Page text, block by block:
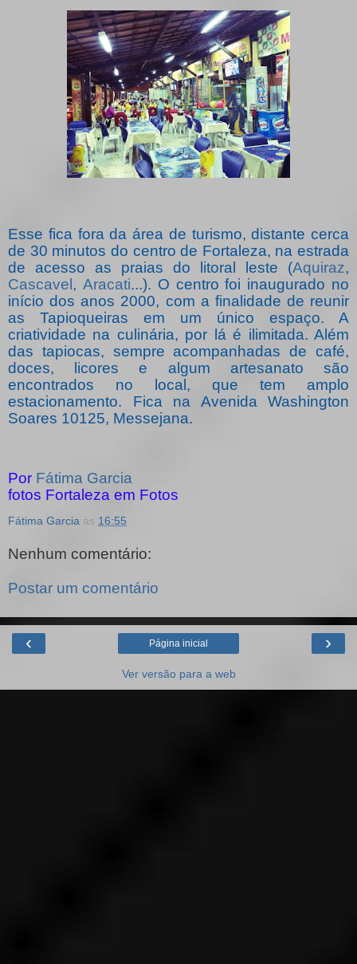
Esse fica fora da área de turismo, distante cerca
de 30 minutos do centro de Fortaleza, na estrada
de acesso as praias do litoral leste (Aquiraz,
Cascavel , Aracati...). O centro foi inaugurado no
início dos anos 2000, com a finalidade de reunir
as Tapioqueiras em um único espaço. A
criatividade na culinária, por lá é ilimitada. Além
das tapiocas, sempre acompanhadas de café,
doces, licores e algum artesanato são
encontrados no local, que tem amplo
estacionamento. Fica na Avenida Washington
Soares 10125, Messejana.
Por Fátima Garcia
fotos Fortaleza em Fotos
Fátima Garcia às 16:55
Nenhum comentário:
Postar um comentário
‹ ›
Página inicial
Ver versão para a web